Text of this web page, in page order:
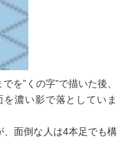
を”くの字”で描いた後、
濃い影で落としていま
、面倒な人は4本足でも構